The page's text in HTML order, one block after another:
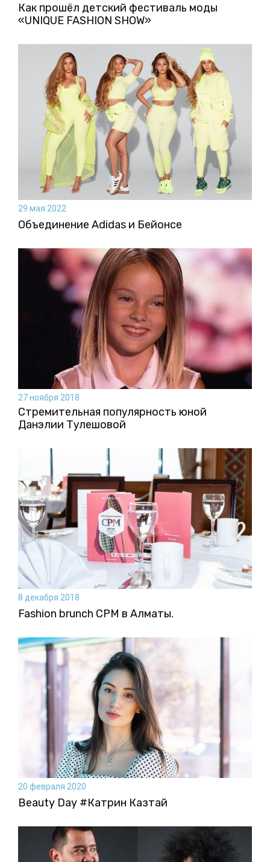
Как прошёл детский фестиваль моды
«UNIQUE FASHION SHOW»
29 мая 2022
Объединение Adidas и Бейонсе
27 ноября 2018
Стремительная популярность юной
Данэлии Тулешовой
8 декабря 2018
Fashion brunch CPM в Алматы.
20 февраля 2020
Beauty Day #Катрин Казтай